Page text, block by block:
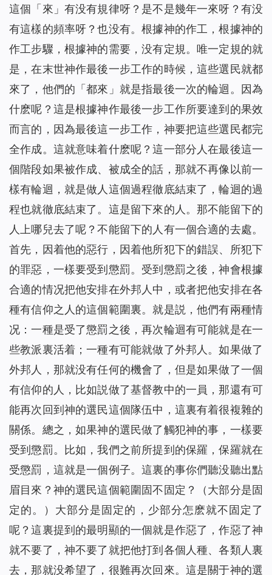
這個「來」有没有規律呀？是不是幾年一來呀？有没
有這樣的頻率呀？也没有。根據神的作工，根據神的
作工步驟，根據神的需要，没有定規。唯一定規的就
是，在末世神作最後一步工作的時候，這些選民就都
來了，他們的「都來」就是指最後一次的輪迴。因為
什麽呢？這是根據神作最後一步工作所要達到的果效
而言的，因為最後這一步工作，神要把這些選民都完
全作成。這就意味着什麽呢？這一部分人在最後這一
個階段如果被作成、被成全的話，那就不再像以前一
樣有輪迴，就是做人這個過程徹底結束了，輪迴的過
程也就徹底結束了。這是留下來的人。那不能留下的
人上哪兒去了呢？不能留下的人有一個合適的去處。
首先，因着他的惡行，因着他所犯下的錯誤、所犯下
的罪惡，一樣要受到懲罰。受到懲罰之後，神會根據
合適的情况把他安排在外邦人中，或者把他安排在各
種有信仰之人的這個範圍裏。就是説，他們有兩種情
况：一種是受了懲罰之後，再次輪迴有可能就是在一
些教派裏活着；一種有可能就做了外邦人。如果做了
外邦人，那就没有任何的機會了，但是如果做了一個
有信仰的人，比如説做了基督教中的一員，那還有可
能再次回到神的選民這個隊伍中，這裏有着很複雜的
關係。總之，如果神的選民做了觸犯神的事，一樣要
受到懲罰。比如，我們之前所提到的保羅，保羅就在
受懲罰，這就是一個例子。這裏的事你們聽没聽出點
眉目來？神的選民這個範圍固不固定？（大部分是固
定的。）大部分是固定的，少部分怎麽就不固定了
呢？這裏提到的最明顯的一個就是作惡了，作惡了神
就不要了，神不要了就把他打到各個人種、各類人裏
去，那就没希望了，很難再次回來。這是關于神的選